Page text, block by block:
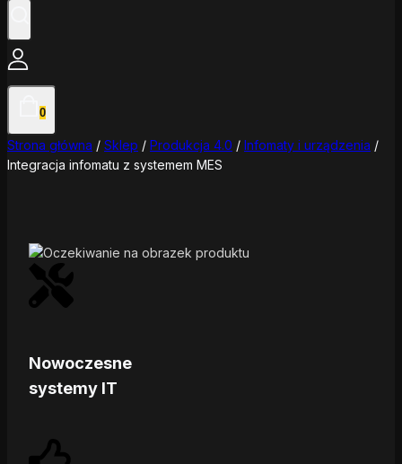
0
Strona główna / Sklep / Produkcja 4.0 / Infomaty i urządzenia /
Integracja infomatu z systemem MES
Nowoczesne
systemy IT